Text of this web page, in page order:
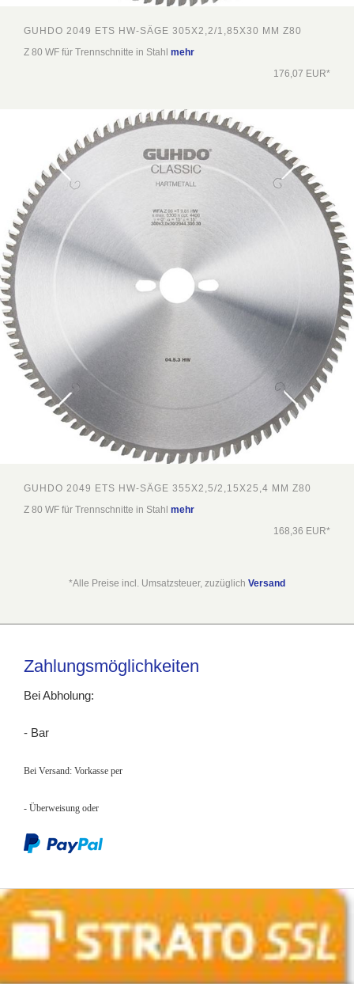
GUHDO 2049 ETS HW-SÄGE 305X2,2/1,85X30 MM Z80
Z 80 WF für Trennschnitte in Stahl mehr
176,07 EUR*
GUHDO 2049 ETS HW-SÄGE 355X2,5/2,15X25,4 MM Z80
Z 80 WF für Trennschnitte in Stahl mehr
168,36 EUR*
*Alle Preise incl. Umsatzsteuer, zuzüglich Versand
Zahlungsmöglichkeiten
Bei Abholung:
- Bar
Bei Versand: Vorkasse per
- Überweisung oder